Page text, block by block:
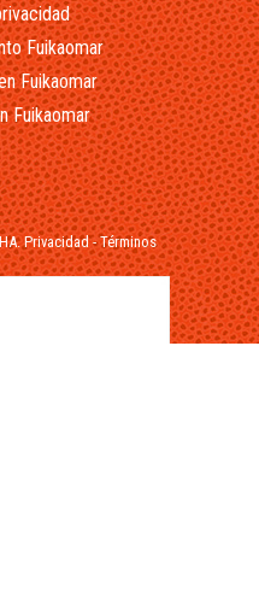
Fuikaomar
Fuikaomar
Fuikaomar
Privacidad-Términos